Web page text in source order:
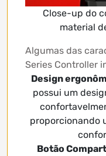
Close-up do
material
Algumas das
Series Controller
Design
possui um
proporcionando
Botão